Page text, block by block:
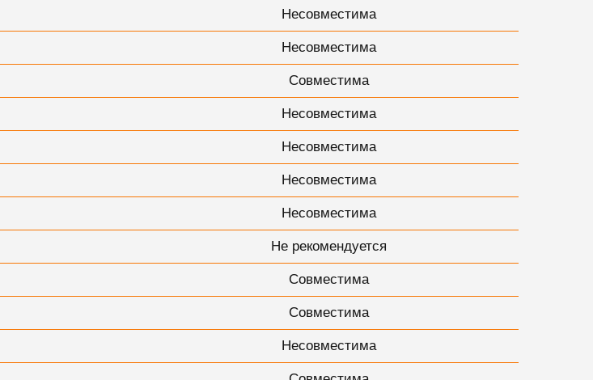
Несовместима
Несовместима
Совместима
Несовместима
Несовместима
Несовместима
Несовместима
Не рекомендуется
Совместима
Совместима
Несовместима